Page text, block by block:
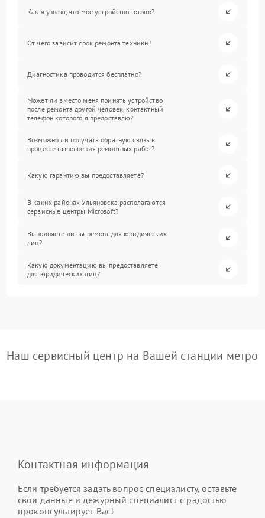
Как я узнаю, что мое устройство готово?
От чего зависит срок ремонта техники?
Диагностика проводится бесплатно?
Может ли вместо меня принять устройство
после ремонта другой человек, контактный
телефон которого я предоставлю?
Возможно ли получать обратную связь в
процессе выполнения ремонтных работ?
Какую гарантию вы предоставляете?
В каких районах Ульяновска располагаются
сервисные центры Microsoft?
Выполняете ли вы ремонт для юридических
лиц?
Какую документацию вы предоставляете
для юридических лиц?
Наш сервисный центр на Вашей станции метро
Контактная информация
Если требуется задать вопрос специалисту, оставьте
свои данные и дежурный специалист с радостью
проконсультирует Вас!